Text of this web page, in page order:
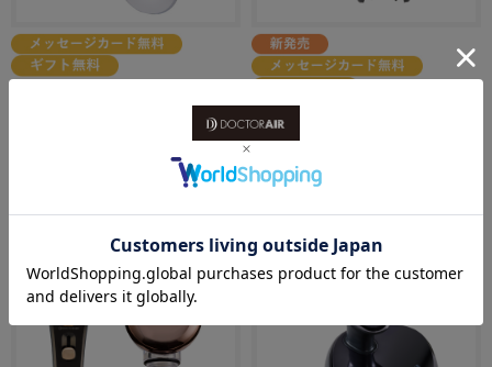
表情筋を刺激して 美顔を引き出す
【LDA A+受賞】EMSスカルプス
パ BSC-01
（セレニティホワイト）
頭筋を整えて 美髪・美顔へ
￥13,750